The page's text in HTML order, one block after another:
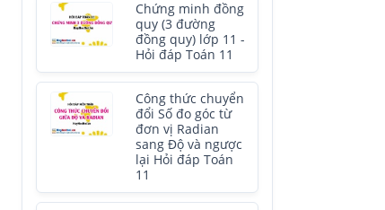
Chứng minh đồng
quy (3 đường
đồng quy) lớp 11 -
Hỏi đáp Toán 11
Công thức chuyển
đổi Số đo góc từ
đơn vị Radian
sang Độ và ngược
lại Hỏi đáp Toán
11